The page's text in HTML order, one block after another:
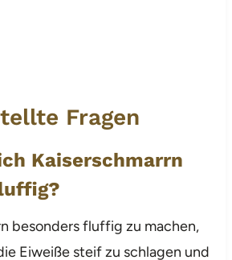
Fragen
Kaiserschmarrn
besonders fluffig zu machen,
Eiweiße steif zu schlagen und